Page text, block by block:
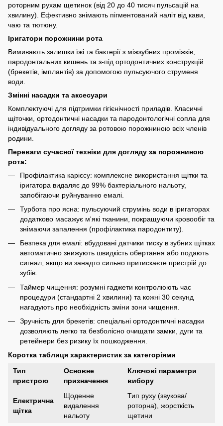
роторним рухам щетинок (від 20 до 40 тисяч пульсацій на
хвилину). Ефективно знімають пігментований наліт від кави,
чаю та тютюну.
Іригатори порожнини рота
Вимивають залишки їжі та бактерії з міжзубних проміжків,
пародонтальних кишень та з-під ортодонтичних конструкцій
(брекетів, імплантів) за допомогою пульсуючого струменя
води.
Змінні насадки та аксесуари
Комплектуючі для підтримки гігієнічності приладів. Класичні
щіточки, ортодонтичні насадки та пародонтологічні сопла для
індивідуального догляду за ротовою порожниною всіх членів
родини.
Переваги сучасної техніки для догляду за порожниною
рота:
Профілактика карієсу: комплексне використання щітки та
іригатора видаляє до 99% бактеріального нальоту,
запобігаючи руйнуванню емалі.
Турбота про ясна: пульсуючий струмінь води в іригаторах
додатково масажує м'які тканини, покращуючи кровообіг та
знімаючи запалення (профілактика пародонтиту).
Безпека для емалі: вбудовані датчики тиску в зубних щітках
автоматично знижують швидкість обертання або подають
сигнал, якщо ви занадто сильно притискаєте пристрій до
зубів.
Таймер чищення: розумні гаджети контролюють час
процедури (стандартні 2 хвилини) та кожні 30 секунд
нагадують про необхідність зміни зони чищення.
Зручність для брекетів: спеціальні ортодонтичні насадки
дозволяють легко та безболісно очищати замки, дуги та
ретейнери без ризику їх пошкодження.
Коротка таблиця характеристик за категоріями
Тип
пристрою
Основне
призначення
Ключові параметри
вибору
Електрична
щітка
Щоденне
видалення
нальоту
Тип руху (звукова/
роторна), жорсткість
щетини